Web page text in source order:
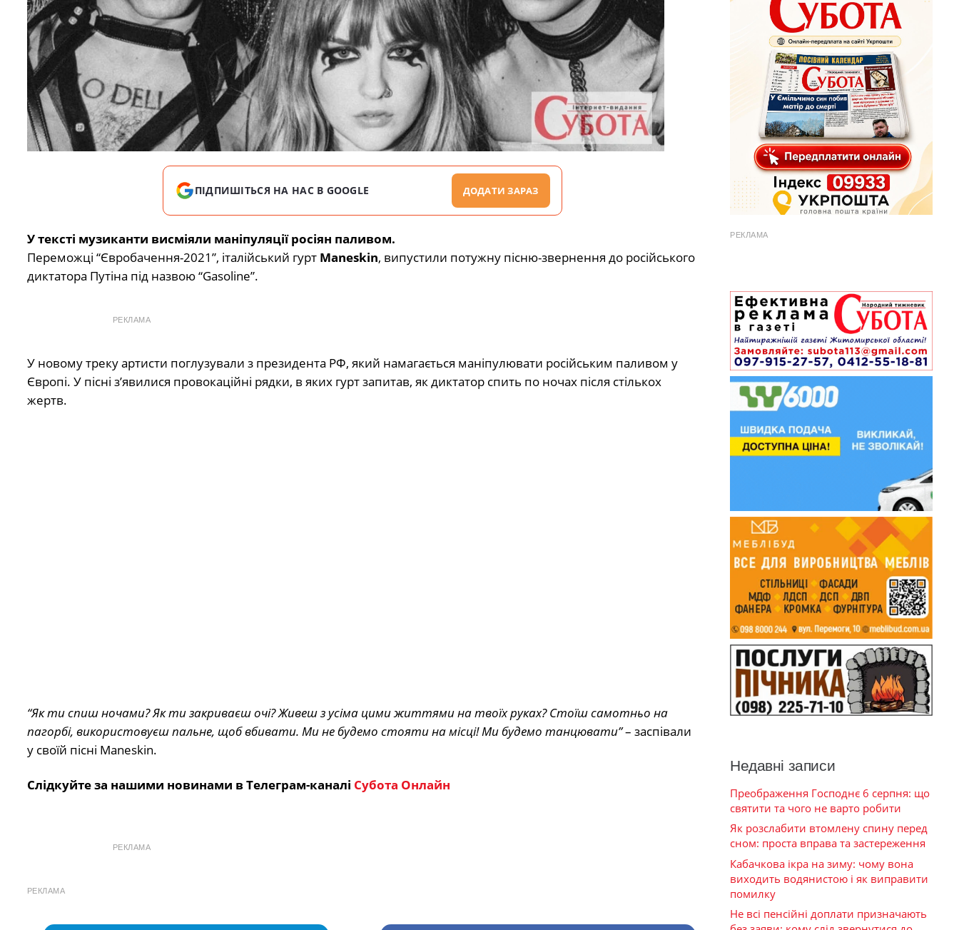
ПІДПИШІТЬСЯ НА НАС В GOOGLE ДОДАТИ ЗАРАЗ
У тексті музиканти висміяли маніпуляції росіян паливом.
Переможці “Євробачення-2021”, італійський гурт Maneskin, випустили потужну пісню-звернення до російського
диктатора Путіна під назвою “Gasoline”.
РЕКЛАМА
У новому треку артисти поглузували з президента РФ, який намагається маніпулювати російським паливом у
Європі. У пісні з’явилися провокаційні рядки, в яких гурт запитав, як диктатор спить по ночах після стількох
жертв.
“Як ти спиш ночами? Як ти закриваєш очі? Живеш з усіма цими життями на твоїх руках? Стоїш самотньо на
пагорбі, використовуєш пальне, щоб вбивати. Ми не будемо стояти на місці! Ми будемо танцювати”– заспівали
у своїй пісні Maneskin.
Слідкуйте за нашими новинами в Телеграм-каналі Субота Онлайн
РЕКЛАМА
РЕКЛАМА
РЕКЛАМА
Недавні записи
Преображення Господнє 6 серпня: що
святити та чого не варто робити
Як розслабити втомлену спину перед
сном: проста вправа та застереження
Кабачкова ікра на зиму: чому вона
виходить водянистою і як виправити
помилку
Не всі пенсійні доплати призначають